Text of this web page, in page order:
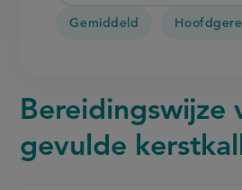
Gemiddeld
Bereidingswijze
gevulde